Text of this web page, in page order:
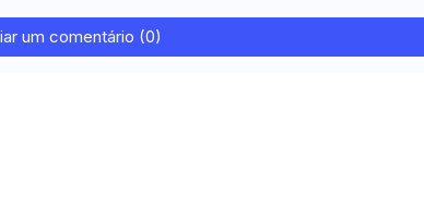
um comentário (0)